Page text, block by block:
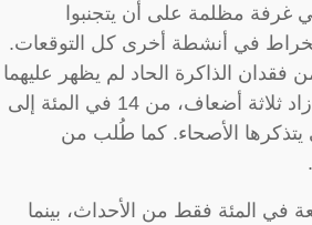
غرفة مظلمة على أن يتجنبوا
في أنشطة أخرى كل التوقعات.
فقدان الذاكرة الحاد لم يظهر عليهما
أي تحسن، فإن عدد الكلمات التي تذكرها المشاركون الآخرون زاد ثلاثة أضعاف، من 14 في المئة إلى
يتذكرها الأصحاء. كما طُلب من
في المئة فقط من الأحداث، بينما